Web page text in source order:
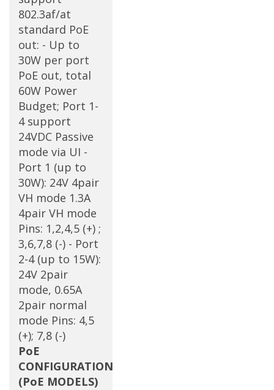
PoE
CONFIGURATION
(PoE MODELS)
802.3af/at
standard PoE
out: - Up to
30W per port
PoE out, total
60W Power
Budget; Port 1-
4 support
24VDC Passive
mode via UI -
Port 1 (up to
30W): 24V 4pair
VH mode 1.3A
4pair VH mode
Pins: 1,2,4,5 (+) ;
3,6,7,8 (-) - Port
2-4 (up to 15W):
24V 2pair
mode, 0.65A
2pair normal
mode Pins: 4,5
(+); 7,8 (-)